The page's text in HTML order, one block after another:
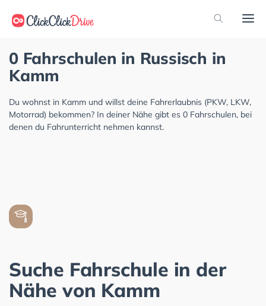
0 Fahrschulen in Russisch in
Kamm
Du wohnst in Kamm und willst deine Fahrerlaubnis (PKW, LKW,
Motorrad) bekommen? In deiner Nähe gibt es 0 Fahrschulen, bei
denen du Fahrunterricht nehmen kannst.
Suche Fahrschule in der
Nähe von Kamm